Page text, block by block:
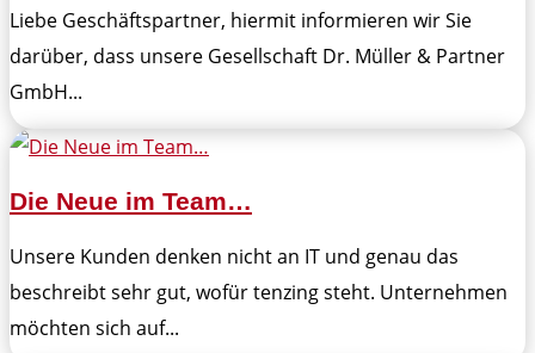
Liebe Geschäftspartner, hiermit informieren wir Sie
darüber, dass unsere Gesellschaft Dr. Müller & Partner
GmbH...
Die Neue im Team…
Unsere Kunden denken nicht an IT und genau das
beschreibt sehr gut, wofür tenzing steht. Unternehmen
möchten sich auf...